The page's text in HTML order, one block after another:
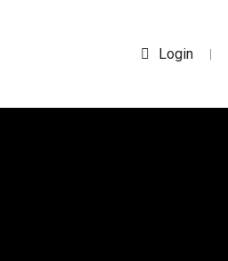
Login |